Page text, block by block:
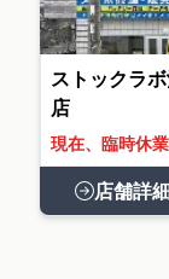
ストックラ
店
現在、臨時休業
店舗詳